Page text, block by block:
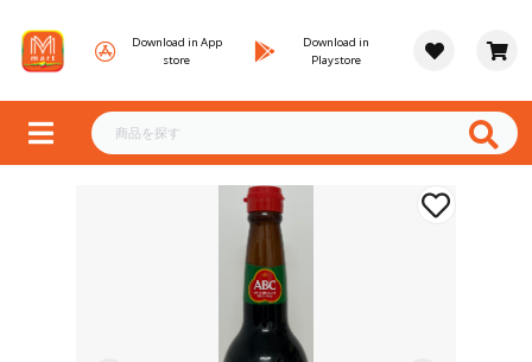
Download in App
store
Download in
Playstore